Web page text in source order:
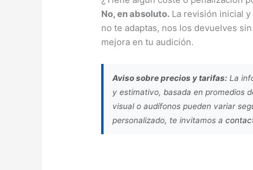
No, en absoluto. La revisión inicial
no te adaptas, nos los devuelves
mejora en tu audición.
Aviso sobre precios y tarifas: La
y estimativo, basada en promedios
visual o audífonos pueden variar
personalizado, te invitamos a